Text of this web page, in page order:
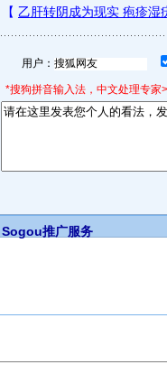
用户：
*搜狗拼音输入法，中文处理专家
Sogou推广服务